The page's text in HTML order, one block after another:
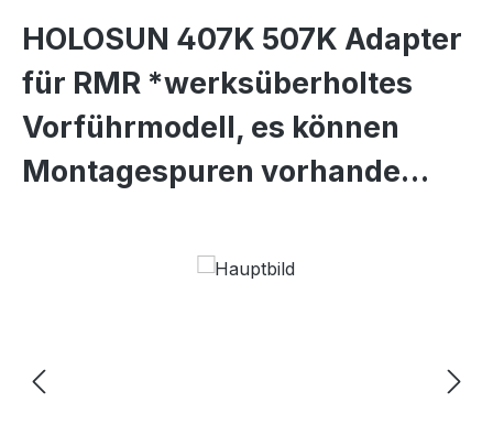
HOLOSUN 407K 507K Adapter
für RMR *werksüberholtes
Vorführmodell, es können
Montagespuren vorhande…
Bildergalerie überspringen